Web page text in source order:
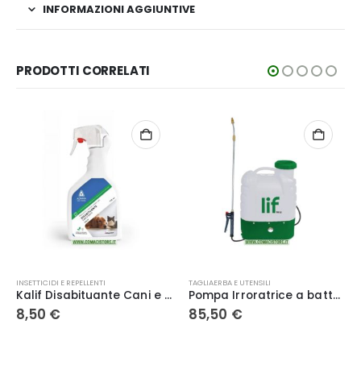
INFORMAZIONI AGGIUNTIVE
PRODOTTI CORRELATI
TAGLIAERBA E UTENSILI
Pompa Irroratrice a batteria litio – LIF
85,50
PISCINE
Marten tricloro 90% 1kg | cloro effervescente a lenta dissoluzione pastiglie 200 gr
7,50€